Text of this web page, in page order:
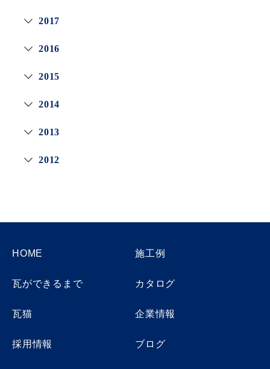
2017
2016
2015
2014
2013
2012
HOME 施工例
瓦ができるまで カタログ
瓦猫 企業情報
採用情報 ブログ